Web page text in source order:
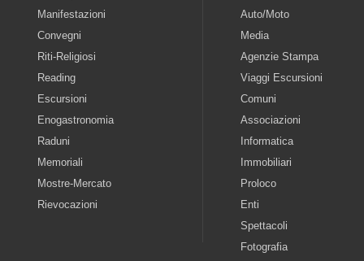
Manifestazioni
Convegni
Riti-Religiosi
Reading
Escursioni
Enogastronomia
Raduni
Memoriali
Mostre-Mercato
Rievocazioni
Auto/Moto
Media
Agenzie Stampa
Viaggi Escursioni
Comuni
Associazioni
Informatica
Immobiliari
Proloco
Enti
Spettacoli
Fotografia